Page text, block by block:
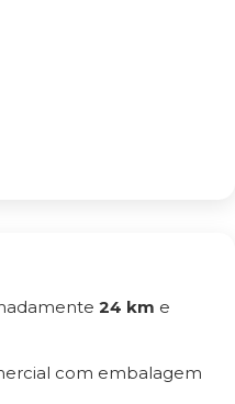
24 km e
com embalagem